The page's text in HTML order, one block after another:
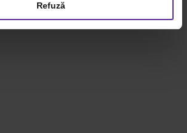
Refuză